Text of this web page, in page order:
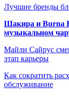
Лучшие бренды
Шакира и Burna
музыкальном
Майли Сайрус
этап карьеры
Как сократить
обслуживание